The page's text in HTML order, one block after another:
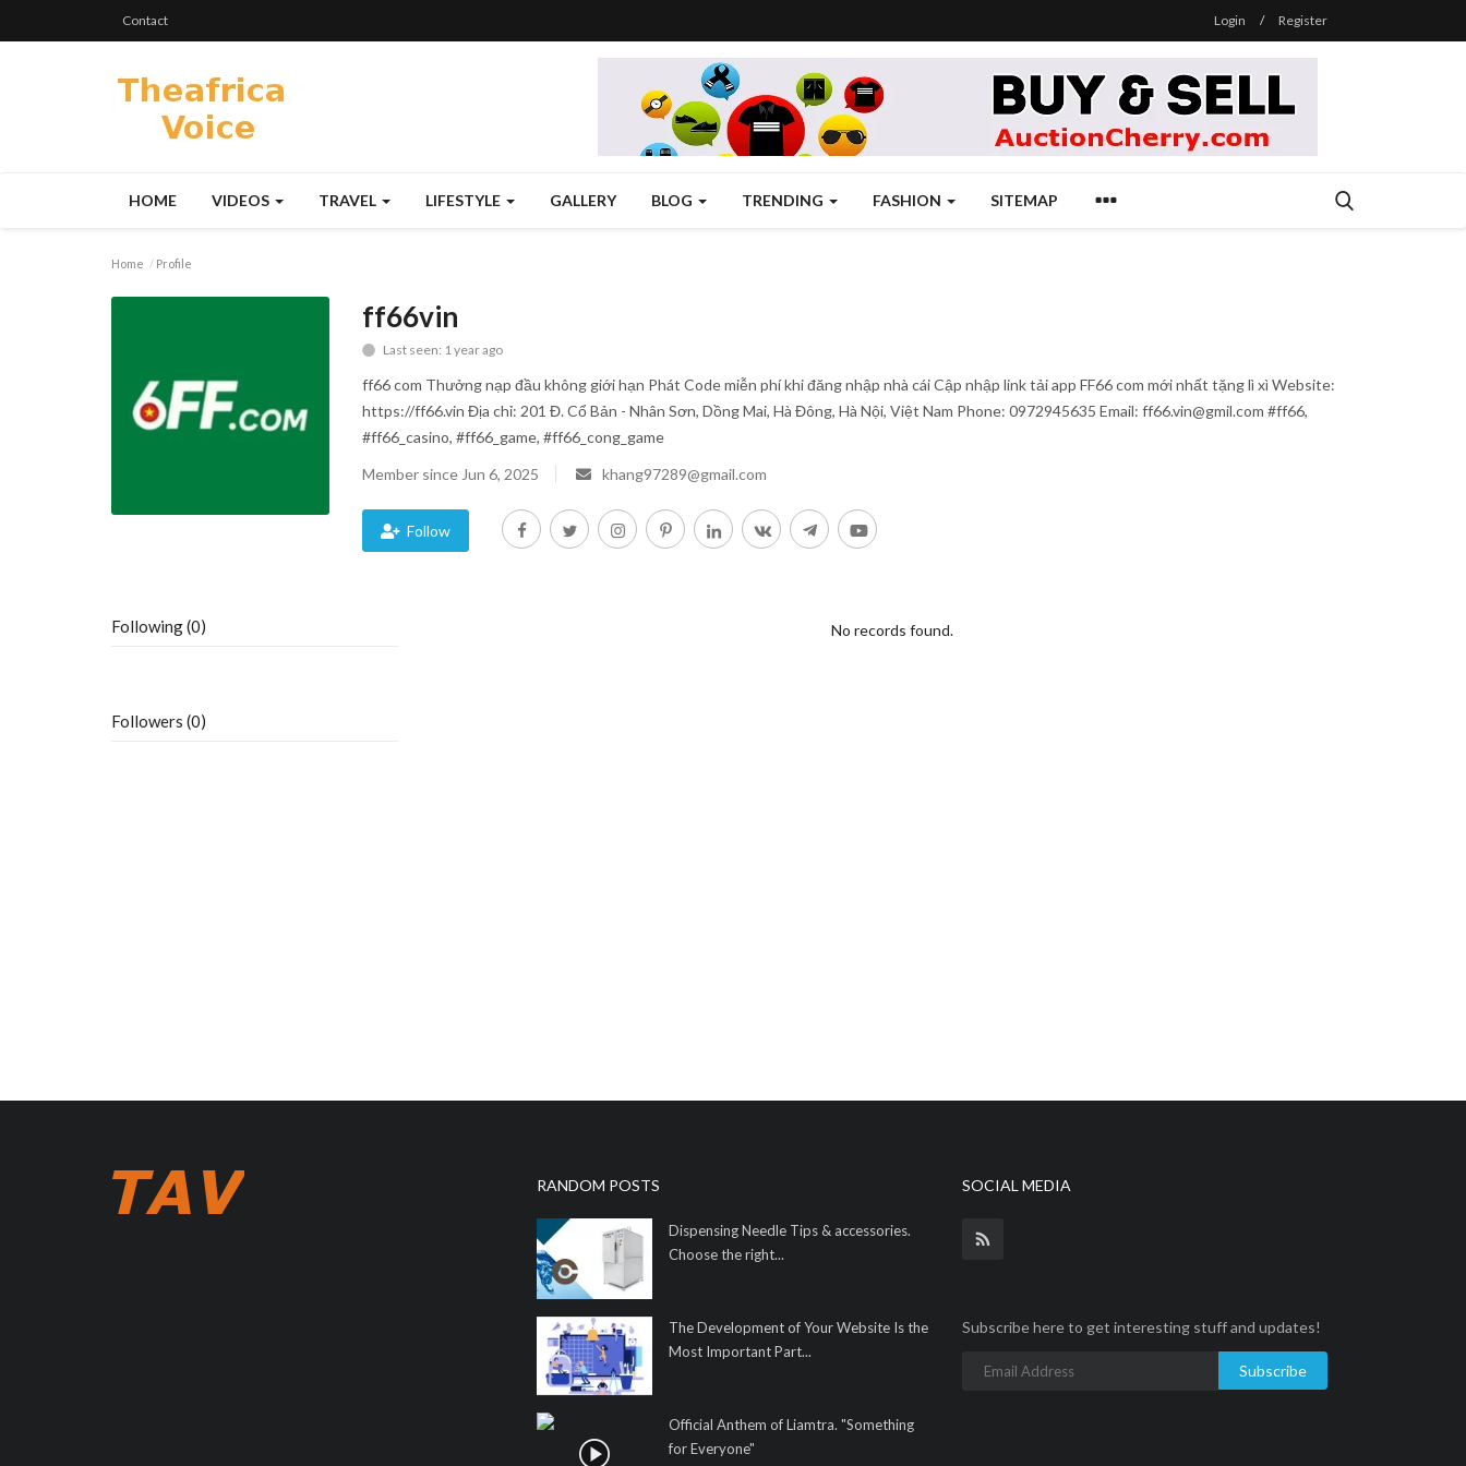
Contact Login / Register
HOME VIDEOS TRAVEL LIFESTYLE GALLERY BLOG TRENDING FASHION SITEMAP
Home Profile
ff66vin
Last seen: 1 year ago
ff66 com Thưởng nạp đầu không giới hạn Phát Code miễn phí khi đăng nhập nhà cái Cập nhập link tải app FF66 com mới nhất tặng lì xì Website:
https://ff66.vin Địa chỉ: 201 Đ. Cổ Bản - Nhân Sơn, Dồng Mai, Hà Đông, Hà Nội, Việt Nam Phone: 0972945635 Email: ff66.vin@gmil.com #ff66,
#ff66_casino, #ff66_game, #ff66_cong_game
Member since Jun 6, 2025
khang97289@gmail.com
Follow
Following (0)
Followers (0)
No records found.
RANDOM POSTS
Dispensing Needle Tips & accessories.
Choose the right...
The Development of Your Website Is the
Most Important Part...
Official Anthem of Liamtra. "Something
for Everyone"
SOCIAL MEDIA
Subscribe here to get interesting stuff and updates!
Subscribe